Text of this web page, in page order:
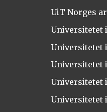
UiT Norges
Universitetet
Universitetet
Universitetet
Universitetet
Universitetet